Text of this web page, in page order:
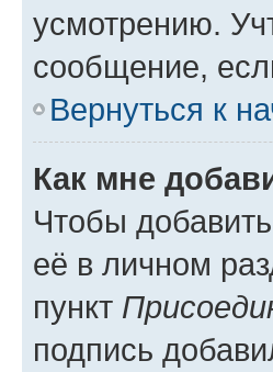
усмотрению.
сообщение,
Вернуться к
Как мне
Чтобы
её в личном
пункт
подпись